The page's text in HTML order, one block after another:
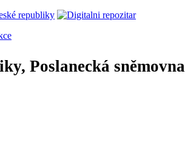
Poslanecká sněmovna